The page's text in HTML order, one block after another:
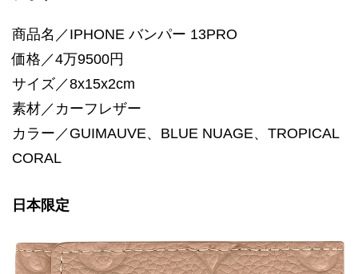
商品名／IPHONE バンパー 13PRO
価格／4万9500円
サイズ／8x15x2cm
素材／カーフレザー
カラー／GUIMAUVE、BLUE NUAGE、TROPICAL
CORAL
日本限定